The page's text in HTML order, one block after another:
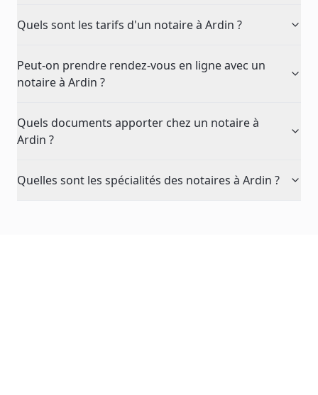
Quels sont les tarifs d'un notaire à Ardin ?
Peut-on prendre rendez-vous en ligne avec un
notaire à Ardin ?
Quels documents apporter chez un notaire à
Ardin ?
Quelles sont les spécialités des notaires à Ardin ?